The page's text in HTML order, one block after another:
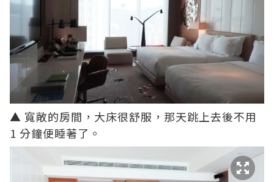
▲ 寬敞的房間，大床很舒服，那天跳上去後不用
1 分鐘便睡著了。